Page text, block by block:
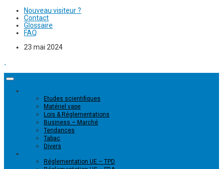
Nouveau visiteur ?
Contact
Glossaire
FAQ
23 mai 2024
Etudes scientifiques
Matériel vape
Lois & Réglementations
Business – Marché
Tendances
Tabac
Divers
Réglementation UE – TPD